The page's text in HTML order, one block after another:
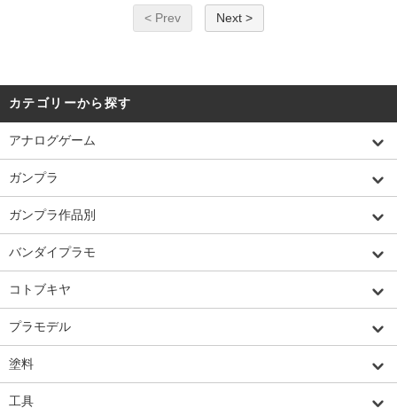
< Prev Next >
カテゴリーから探す
アナログゲーム
ガンプラ
ガンプラ作品別
バンダイプラモ
コトブキヤ
プラモデル
塗料
工具